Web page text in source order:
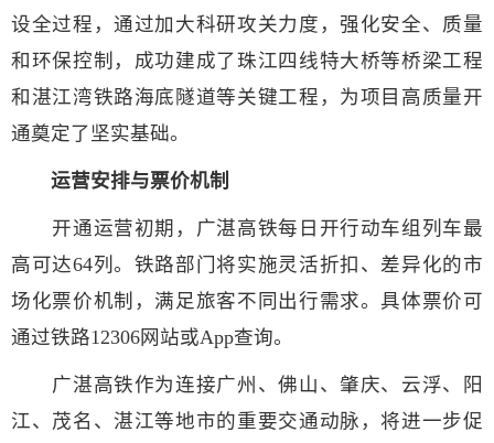
设全过程，通过加大科研攻关力度，强化安全、质量
和环保控制，成功建成了珠江四线特大桥等桥梁工程
和湛江湾铁路海底隧道等关键工程，为项目高质量开
通奠定了坚实基础。
运营安排与票价机制
开通运营初期，广湛高铁每日开行动车组列车最
高可达64列。铁路部门将实施灵活折扣、差异化的市
场化票价机制，满足旅客不同出行需求。具体票价可
通过铁路12306网站或App查询。
广湛高铁作为连接广州、佛山、肇庆、云浮、阳
江、茂名、湛江等地市的重要交通动脉，将进一步促